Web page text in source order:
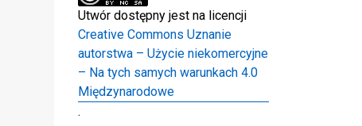
Utwór dostępny jest na licencji
Creative Commons Uznanie
autorstwa – Użycie niekomercyjne
– Na tych samych warunkach 4.0
Międzynarodowe
.